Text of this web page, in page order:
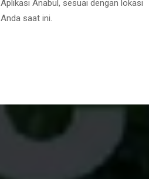
Aplikasi Anabul, sesuai dengan lokasi
Anda saat ini.